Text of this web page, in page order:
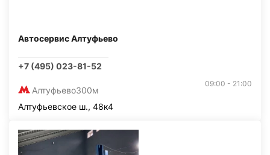
Автосервис Алтуфьево
+7 (495) 023-81-52
Алтуфьево300м
09:00 - 21:00
Алтуфьевское ш., 48к4